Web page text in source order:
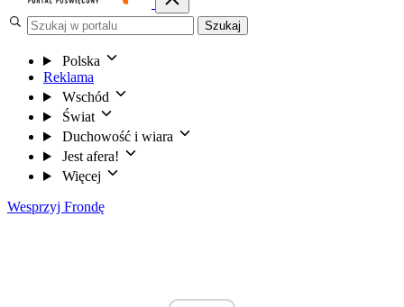
Szukaj
Polska
Reklama
Wschód
Świat
Duchowość i wiara
Jest afera!
Więcej
Wesprzyj Frondę